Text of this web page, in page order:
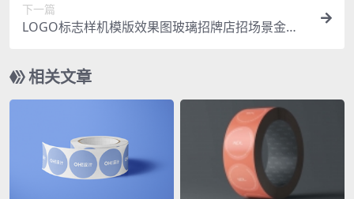
下一篇
LOGO标志样机模版效果图玻璃招牌店招场景金属
相关文章